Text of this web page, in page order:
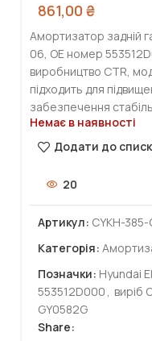
861,00 ₴
Амортизатор задній
06, OE номер
виробництво CTR,
підходить для
забезпечення
Немає в наявності
Додати до
20
Артикул: CYKH-385-
Категорія:
Позначки: Hyundai
553512D000 , виріб
GY0582G
Share: